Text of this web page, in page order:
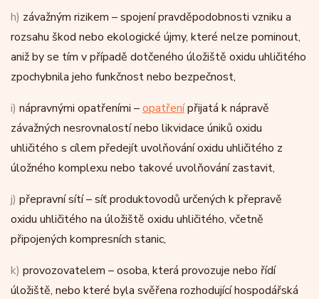
h) závažným rizikem – spojení pravděpodobnosti vzniku a
rozsahu škod nebo ekologické újmy, které nelze pominout,
aniž by se tím v případě dotčeného úložiště oxidu uhličitého
zpochybnila jeho funkčnost nebo bezpečnost,
i) nápravnými opatřeními –opatřenípřijatá k nápravě
závažných nesrovnalostí nebo likvidace úniků oxidu
uhličitého s cílem předejít uvolňování oxidu uhličitého z
úložného komplexu nebo takové uvolňování zastavit,
j) přepravní sítí – síť produktovodů určených k přepravě
oxidu uhličitého na úložiště oxidu uhličitého, včetně
připojených kompresních stanic,
k) provozovatelem – osoba, která provozuje nebo řídí
úložiště, nebo které byla svěřena rozhodující hospodářská